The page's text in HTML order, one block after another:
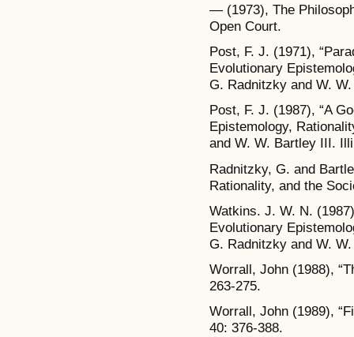
— (1973), The
Open Court.
Post, F. J. (1971),
Evolutionary
G. Radnitzky and W.
Post, F. J. (1987), “A
Epistemology,
and W. W. Bartley III.
Radnitzky, G. and
Rationality, and the
Watkins. J. W. N.
Evolutionary
G. Radnitzky and W.
Worrall, John (1988),
263-275.
Worrall, John (1989),
40: 376-388.